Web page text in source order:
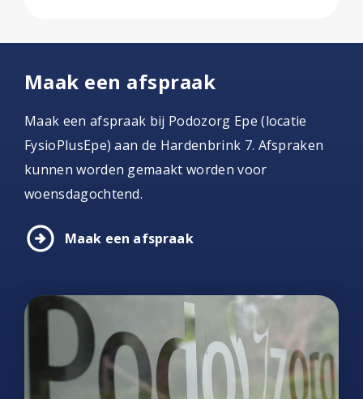
Maak een afspraak
Maak een afspraak bij Podozorg Epe (locatie
FysioPlusEpe) aan de Hardenbrink 7. Afspraken
kunnen worden gemaakt worden voor
woensdagochtend.
arrow_circle_right Maak een afspraak